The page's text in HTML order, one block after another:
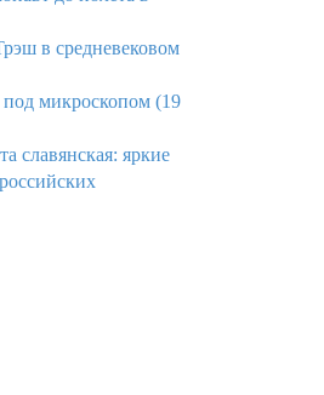
в средневековом
микроскопом (19
славянская: яркие